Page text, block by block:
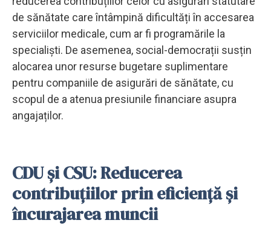
de sănătate care întâmpină dificultăți în accesarea
serviciilor medicale, cum ar fi programările la
specialiști. De asemenea, social-democrații susțin
alocarea unor resurse bugetare suplimentare
pentru companiile de asigurări de sănătate, cu
scopul de a atenua presiunile financiare asupra
angajaților.
CDU și CSU: Reducerea
contribuțiilor prin eficiență și
încurajarea muncii